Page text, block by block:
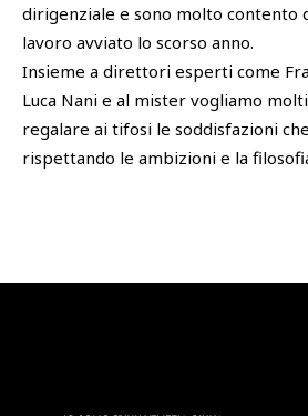
dirigenziale e sono molto
lavoro avviato lo scorso anno.
Insieme a direttori esperti come
Luca Nani e al mister vogliamo
regalare ai tifosi le soddisfazioni
rispettando le ambizioni e la